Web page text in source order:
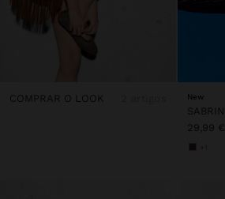
COMPRAR O LOOK New
29,99 €